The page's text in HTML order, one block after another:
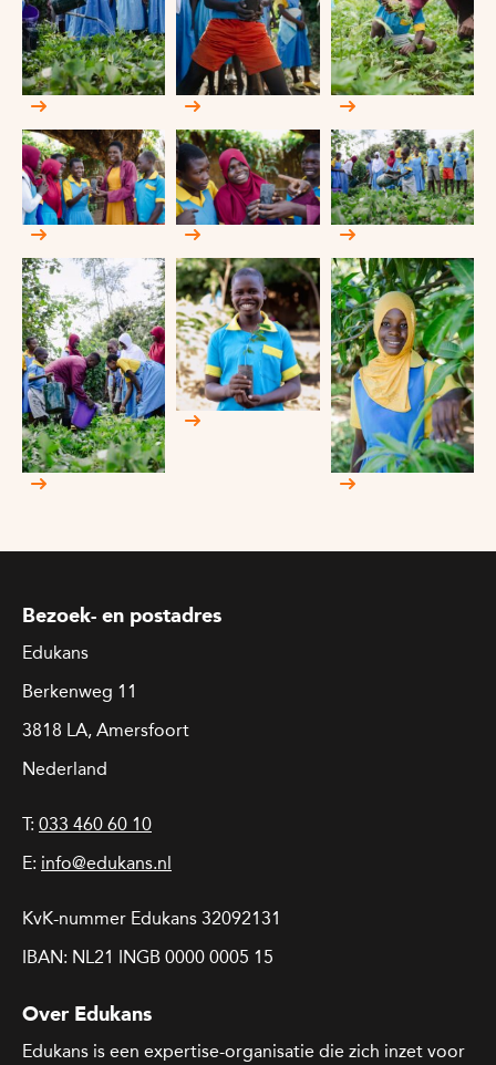
Bezoek- en postadres
Edukans
Berkenweg 11
3818 LA, Amersfoort
Nederland
T: 033 460 60 10
E: info@edukans.nl
KvK-nummer Edukans 32092131
IBAN: NL21 INGB 0000 0005 15
Over Edukans
Edukans is een expertise-organisatie die zich inzet voor